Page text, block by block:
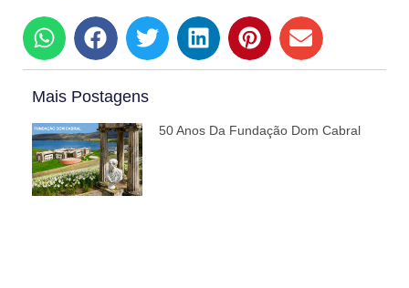
Mais Postagens
50 Anos Da Fundação Dom Cabral